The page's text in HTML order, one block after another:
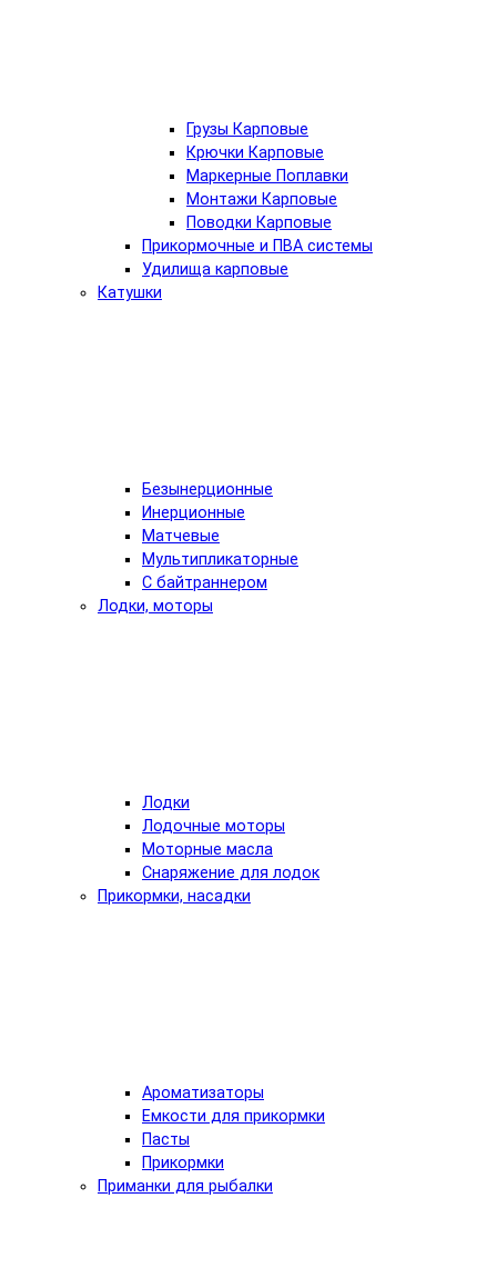
Грузы Карповые
Крючки Карповые
Маркерные Поплавки
Монтажи Карповые
Поводки Карповые
Прикормочные и ПВА системы
Удилища карповые
Катушки
Безынерционные
Инерционные
Матчевые
Мультипликаторные
С байтраннером
Лодки, моторы
Лодки
Лодочные моторы
Моторные масла
Снаряжение для лодок
Прикормки, насадки
Ароматизаторы
Емкости для прикормки
Пасты
Прикормки
Приманки для рыбалки